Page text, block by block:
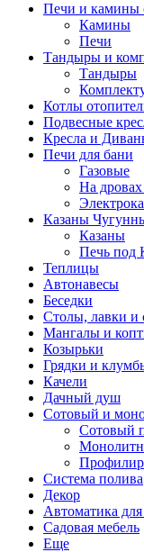
Печи и камины
Камины
Печи
Тандыры и
Тандыры
Котлы
Подвесные
Кресла и
Печи для бани
Газовые
На дровах
Казаны
Казаны
Печь под
Теплицы
Автонавесы
Беседки
Столы, лавки и
Мангалы и
Козырьки
Грядки и
Качели
Дачный душ
Сотовый и
Сотовый
Система полива
Декор
Автоматика
Садовая мебель
Еще